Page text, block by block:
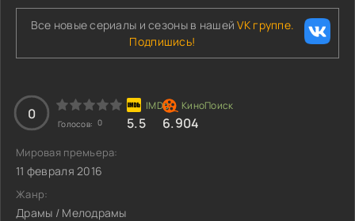
Все новые сериалы и сезоны в нашейVK группе.
Подпишись!
0
Голосов: 0 5.5 6.904
Мировая премьера:
11 февраля 2016
Жанр:
Драмы / Мелодрамы